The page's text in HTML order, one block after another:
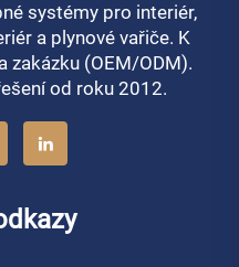
systémy pro interiér,
a plynové vařiče. K
zakázku (OEM/ODM).
od roku 2012.